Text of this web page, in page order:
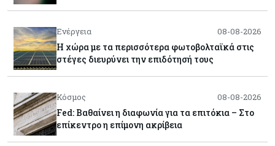
Ενέργεια 08-08-2026
Η χώρα με τα περισσότερα φωτοβολταϊκά στις
στέγες διευρύνει την επιδότησή τους
Κόσμος 08-08-2026
Fed: Βαθαίνει η διαφωνία για τα επιτόκια – Στο
επίκεντρο η επίμονη ακρίβεια